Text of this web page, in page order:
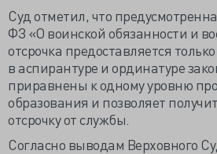
Суд отметил, что
ФЗ «О воинской обязанности и
отсрочка предоставляется
в аспирантуре и ординатуре
приравнены к одному уровню
образования и позволяет
отсрочку от службы.
Согласно выводам Верховного